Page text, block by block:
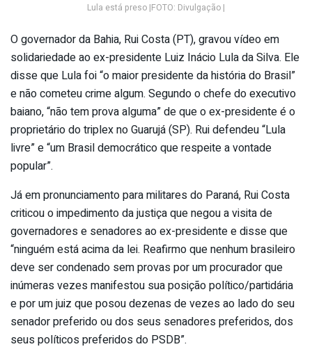
Lula está preso |FOTO: Divulgação |
O governador da Bahia, Rui Costa (PT), gravou vídeo em
solidariedade ao ex-presidente Luiz Inácio Lula da Silva. Ele
disse que Lula foi “o maior presidente da história do Brasil”
e não cometeu crime algum. Segundo o chefe do executivo
baiano, “não tem prova alguma” de que o ex-presidente é o
proprietário do triplex no Guarujá (SP). Rui defendeu “Lula
livre” e “um Brasil democrático que respeite a vontade
popular”.
Já em pronunciamento para militares do Paraná, Rui Costa
criticou o impedimento da justiça que negou a visita de
governadores e senadores ao ex-presidente e disse que
“ninguém está acima da lei. Reafirmo que nenhum brasileiro
deve ser condenado sem provas por um procurador que
inúmeras vezes manifestou sua posição político/partidária
e por um juiz que posou dezenas de vezes ao lado do seu
senador preferido ou dos seus senadores preferidos, dos
seus políticos preferidos do PSDB”.